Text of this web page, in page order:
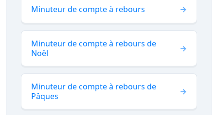
Minuteur de compte à rebours
Minuteur de compte à rebours de
Noël
Minuteur de compte à rebours de
Pâques